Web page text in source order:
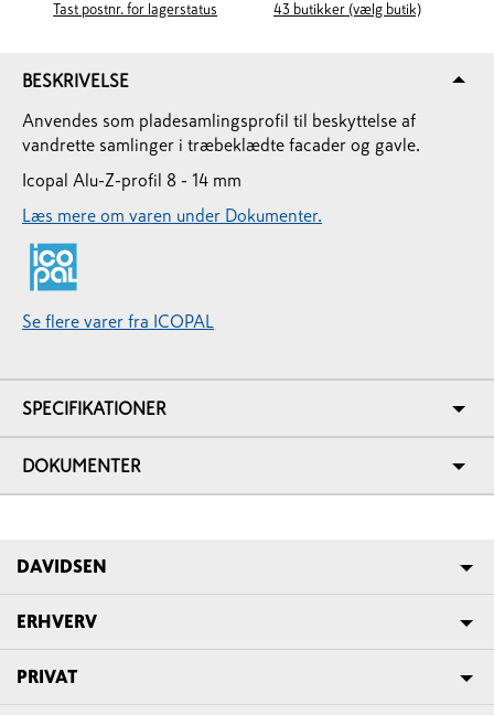
Tast postnr. for lagerstatus
43 butikker (vælg butik)
BESKRIVELSE
Anvendes som pladesamlingsprofil til beskyttelse af
vandrette samlinger i træbeklædte facader og gavle.
Icopal Alu-Z-profil 8 - 14 mm
Læs mere om varen under Dokumenter.
Se flere varer fra ICOPAL
SPECIFIKATIONER
DOKUMENTER
DAVIDSEN
ERHVERV
PRIVAT